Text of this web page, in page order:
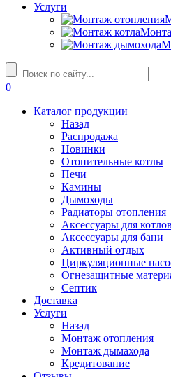
Услуги
0
Каталог продукции
Назад
Распродажа
Новинки
Отопительные котлы
Печи
Камины
Дымоходы
Радиаторы отопления
Аксессуары для котлов
Аксессуары для бани
Активный отдых
Циркуляционные
Огнезащитные
Септик
Доставка
Услуги
Назад
Монтаж отопления
Монтаж дымахода
Кредитование